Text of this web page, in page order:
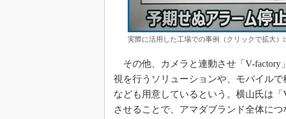
実際に活用した工場での事例（クリックで拡大）
その他、カメラと連動させ「V-factory
視を行うソリューションや、モバイル
なども用意しているという。横山氏は
させることで、アマダブランド全体に